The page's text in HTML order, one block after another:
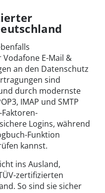
E-Mail &
an den Datenschutz
sind
durch modernste
IMAP und SMTP
Logins, während
Funktion
kannst.
ins Ausland,
zertifizierten
So sind sie sicher